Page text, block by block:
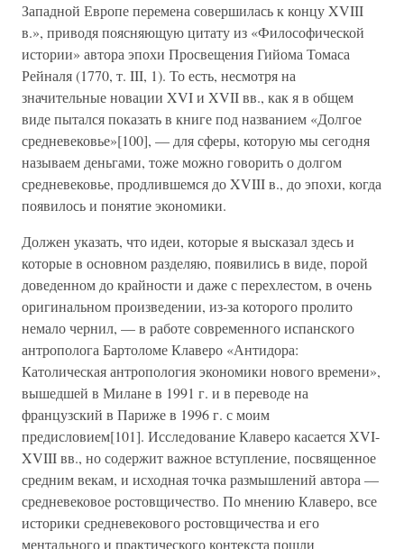
Западной Европе перемена совершилась к концу XVIII
в.», приводя поясняющую цитату из «Философической
истории» автора эпохи Просвещения Гийома Томаса
Рейналя (1770, т. III, 1). То есть, несмотря на
значительные новации XVI и XVII вв., как я в общем
виде пытался показать в книге под названием «Долгое
средневековье»[100], — для сферы, которую мы сегодня
называем деньгами, тоже можно говорить о долгом
средневековье, продлившемся до XVIII в., до эпохи, когда
появилось и понятие экономики.
Должен указать, что идеи, которые я высказал здесь и
которые в основном разделяю, появились в виде, порой
доведенном до крайности и даже с перехлестом, в очень
оригинальном произведении, из-за которого пролито
немало чернил, — в работе современного испанского
антрополога Бартоломе Клаверо «Антидора:
Католическая антропология экономики нового времени»,
вышедшей в Милане в 1991 г. и в переводе на
французский в Париже в 1996 г. с моим
предисловием[101]. Исследование Клаверо касается XVI-
XVIII вв., но содержит важное вступление, посвященное
средним векам, и исходная точка размышлений автора —
средневековое ростовщичество. По мнению Клаверо, все
историки средневекового ростовщичества и его
ментального и практического контекста пошли